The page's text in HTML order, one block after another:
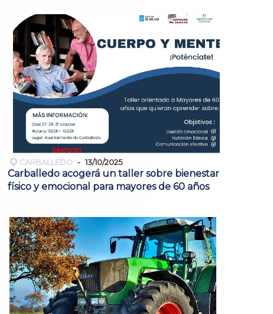
CARBALLEDO 13/10/2025
Carballedo acogerá un taller sobre bienestar
físico y emocional para mayores de 60 años